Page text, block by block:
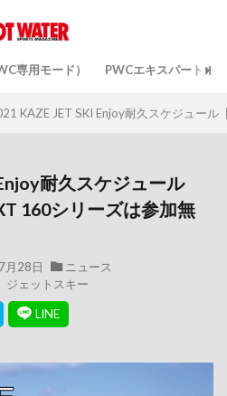
専用モード） PWCエキスパートガ
KAZE JET SKI Enjoy耐久スケジュー
耐久スケジュール
160シリーズは参加無
月28日
ニュース
ジェットスキー